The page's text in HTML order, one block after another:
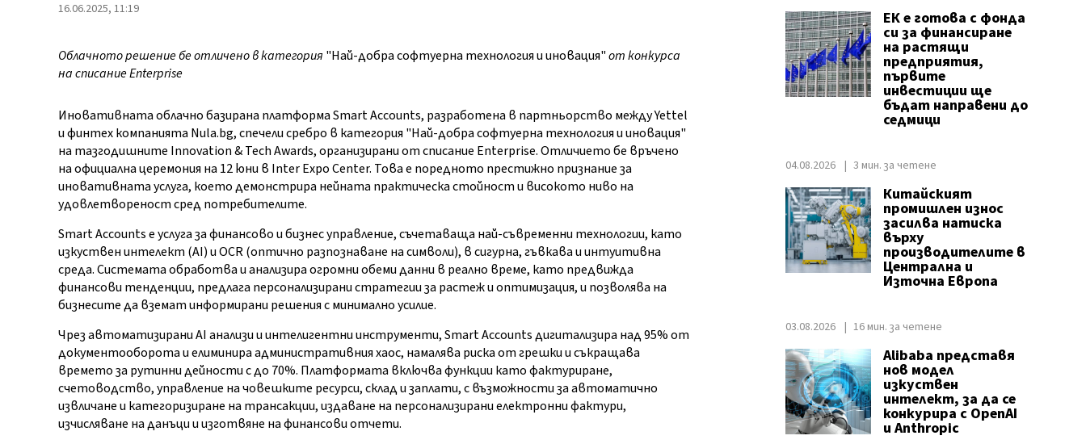
16.06.2025, 11:19
Облачното решение бе отличено в категория "Най-добра софтуерна технология и иновация"от конкурса
на списание Enterprise
Иновативната облачно базирана платформа Smart Accounts, разработена в партньорство между Yettel
и финтех компанията Nula.bg, спечели сребро в категория "Най-добра софтуерна технология и иновация"
на тазгодишните Innovation & Tech Awards, организирани от списание Enterprise. Отличието бе връчено
на официална церемония на 12 юни в Inter Expo Center. Това е поредното престижно признание за
иновативната услуга, което демонстрира нейната практическа стойност и високото ниво на
удовлетвореност сред потребителите.
Smart Accounts е услуга за финансово и бизнес управление, съчетаваща най-съвременни технологии, като
изкуствен интелект (AI) и OCR (оптично разпознаване на символи), в сигурна, гъвкава и интуитивна
среда. Системата обработва и анализира огромни обеми данни в реално време, като предвижда
финансови тенденции, предлага персонализирани стратегии за растеж и оптимизация, и позволява на
бизнесите да вземат информирани решения с минимално усилие.
Чрез автоматизирани AI анализи и интелигентни инструменти, Smart Accounts дигитализира над 95% от
документооборота и елиминира административния хаос, намалява риска от грешки и съкращава
времето за рутинни дейности с до 70%. Платформата включва функции като фактуриране,
счетоводство, управление на човешките ресурси, склад и заплати, с възможности за автоматично
извличане и категоризиране на трансакции, издаване на персонализирани електронни фактури,
изчисляване на данъци и изготвяне на финансови отчети.
ЕК е готова с фонда
си за финансиране
на растящи
предприятия,
първите
инвестиции ще
бъдат направени до
седмици
04.08.2026 3 мин. за четене
Китайският
промишлен износ
засилва натиска
върху
производителите в
Централна и
Източна Европа
03.08.2026 16 мин. за четене
Alibaba представя
нов модел
изкуствен
интелект, за да се
конкурира с OpenAI
и Anthropic